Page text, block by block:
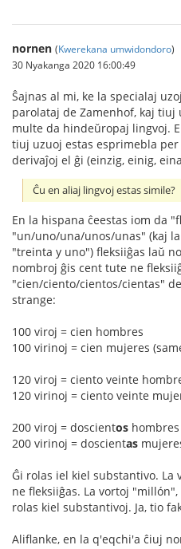
nornen (Kwerekana umwidondoro)
30 Nyakanga 2020 16:00:49
Ŝajnas al mi, ke la specialaj
parolataj de Zamenhof, kaj tiuj
multe da hindeŭropaj lingvoj.
tiuj uzuoj estas esprimebla
derivaĵoj el ĝi (einzig, einig,
Ĉu en aliaj lingvoj estas simile?
En la hispana ĉeestas iom da
"un/uno/una/unos/unas" (kaj
"treinta y uno") fleksiiĝas laŭ
nombroj ĝis cent tute ne
"cien/ciento/cientos/cientas"
strange:
100 viroj = cien hombres
100 virinoj = cien mujeres
120 viroj = ciento veinte
120 virinoj = ciento veinte
200 viroj = doscientos hombres
200 virinoj = doscientas
Ĝi rolas iel kiel substantivo.
ne fleksiiĝas. La vortoj
rolas kiel substantivoj. Ja, tio
Aliflanke, en la q'eqchi'a ĉiuj